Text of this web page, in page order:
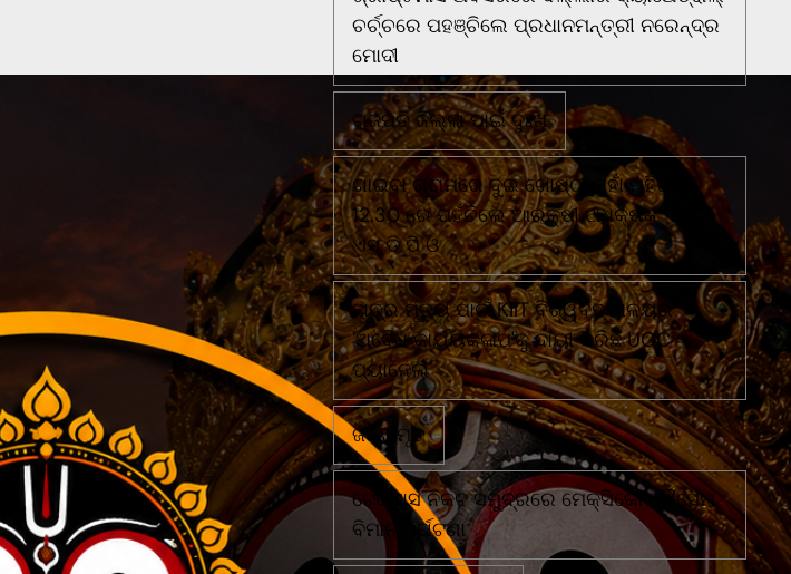
ଚର୍ଚ୍ଚରେ ପହଞ୍ଚିଲେ ପ୍ରଧାନମନ୍ତ୍ରୀ ନରେନ୍ଦ୍ର
ମୋଦୀ
ଗଜପତି ଜିଲ୍ଲା ପାଇଁ ଦୁଃଖ
ଗାଇବା ଗ୍ରାମରେ ଦୁଇ ଗୋଷ୍ଠୀ ମୁହାଁ ମୁହିଁରାତି
12.30 ରେ ପହଁଚିଲେ ଆରକ୍ଷୀ ଅଧିକ୍ଷକ ଏବଂ
ଏସ ଡି ପି ଓ
ଛାତ୍ର ମୃତ୍ୟୁ ପାଇଁ KIIT ବିଶ୍ୱବିଦ୍ୟାଳୟର
'ଅବୈଧ କାର୍ଯ୍ୟକଳାପ'କୁ ଦାୟୀ କରିଛି UGC
ପ୍ୟାନେଲ
ଜଣେ ମୃତ
ଟେକ୍ସାସ ନିକଟ ସମୁଦ୍ରରେ ମେକ୍ସିକୋ ନୌସେନା
ବିମାନ ଦୁର୍ଘଟଣା